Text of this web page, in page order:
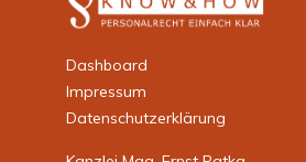
Dashboard
Impressum
Datenschutzerklärung